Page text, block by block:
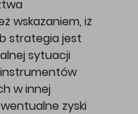
wskazaniem, iż
strategia jest
sytuacji
w innej
zyski